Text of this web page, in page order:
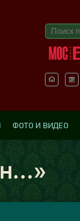
ФОТО И ВИДЕО